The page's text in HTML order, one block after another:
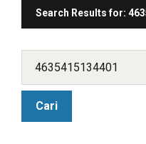
Search Results for: